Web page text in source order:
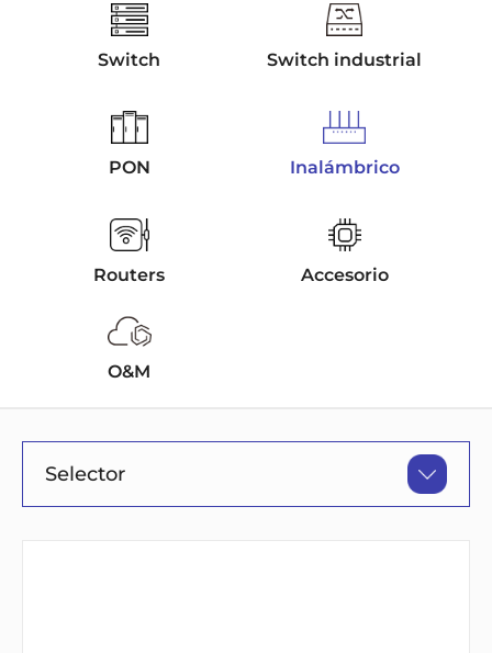
Switch Switch industrial
PON Inalámbrico
Routers Accesorio
O&M
Selector